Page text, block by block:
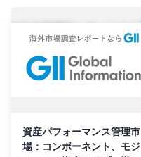
資産パフォーマンス管理市
場：コンポーネント、モジ